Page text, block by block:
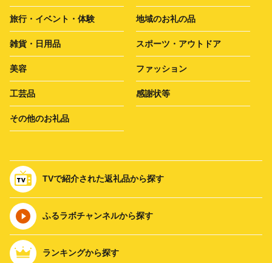
旅行・イベント・体験 地域のお礼の品
雑貨・日用品 スポーツ・アウトドア
美容 ファッション
工芸品 感謝状等
その他のお礼品
TVで紹介された返礼品から探す
ふるラボチャンネルから探す
ランキングから探す